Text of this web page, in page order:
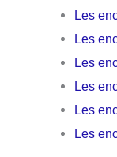
Les
Les
Les
Les
Les
Les